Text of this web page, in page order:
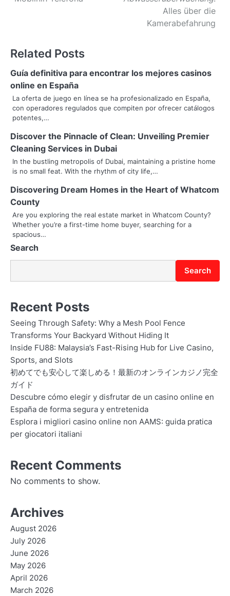
n
a
v
i
g
a
t
i
o
n
Alles über die
Kamerabefahrung
Related Posts
Guía definitiva para encontrar los mejores casinos
online en España
La oferta de juego en línea se ha profesionalizado en España,
con operadores regulados que compiten por ofrecer catálogos
potentes,…
Discover the Pinnacle of Clean: Unveiling Premier
Cleaning Services in Dubai
In the bustling metropolis of Dubai, maintaining a pristine home
is no small feat. With the rhythm of city life,…
Discovering Dream Homes in the Heart of Whatcom
County
Are you exploring the real estate market in Whatcom County?
Whether you’re a first-time home buyer, searching for a
spacious…
Search
Search
Recent Posts
Seeing Through Safety: Why a Mesh Pool Fence
Transforms Your Backyard Without Hiding It
Inside FU88: Malaysia’s Fast-Rising Hub for Live Casino,
Sports, and Slots
初めてでも安心して楽しめる！最新のオンラインカジノ完全
ガイド
Descubre cómo elegir y disfrutar de un casino online en
España de forma segura y entretenida
Esplora i migliori casino online non AAMS: guida pratica
per giocatori italiani
Recent Comments
No comments to show.
Archives
August 2026
July 2026
June 2026
May 2026
April 2026
March 2026